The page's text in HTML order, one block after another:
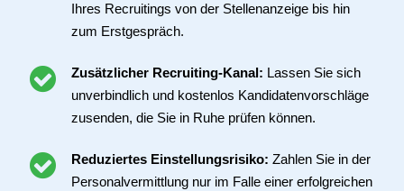
Ihres Recruitings von der Stellenanzeige bis hin
zum Erstgespräch.
Zusätzlicher Recruiting-Kanal: Lassen Sie sich
unverbindlich und kostenlos Kandidatenvorschläge
zusenden, die Sie in Ruhe prüfen können.
Reduziertes Einstellungsrisiko: Zahlen Sie in der
Personalvermittlung nur im Falle einer erfolgreichen